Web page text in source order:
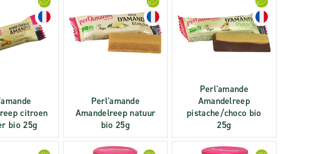
citroen
bio 25g
Perl'amande
Amandelreep natuur
bio 25g
Perl'amande
Amandelreep
pistache/choco bio
25g